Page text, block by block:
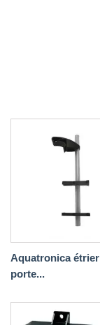
Aquatronica étrier
porte...